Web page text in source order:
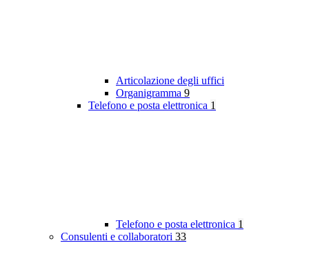
Articolazione degli uffici
Organigramma 9
Telefono e posta elettronica 1
Telefono e posta elettronica 1
Consulenti e collaboratori 33